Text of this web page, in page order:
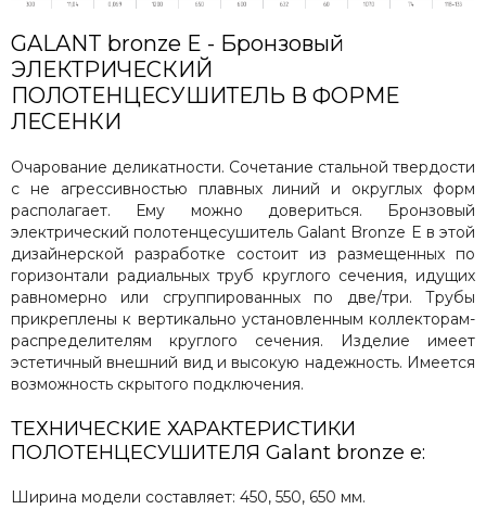
GALANT bronze E - Бронзовый
ЭЛЕКТРИЧЕСКИЙ
ПОЛОТЕНЦЕСУШИТЕЛЬ В ФОРМЕ
ЛЕСЕНКИ
Очарование деликатности. Сочетание стальной твердости
с не агрессивностью плавных линий и округлых форм
располагает. Ему можно довериться. Бронзовый
электрический полотенцесушитель Galant Bronze E в этой
дизайнерской разработке состоит из размещенных по
горизонтали радиальных труб круглого сечения, идущих
равномерно или сгруппированных по две/три. Трубы
прикреплены к вертикально установленным коллекторам-
распределителям круглого сечения. Изделие имеет
эстетичный внешний вид и высокую надежность. Имеется
возможность скрытого подключения.
ТЕХНИЧЕСКИЕ ХАРАКТЕРИСТИКИ
ПОЛОТЕНЦЕСУШИТЕЛЯ Galant bronze e:
Ширина модели составляет: 450, 550, 650 мм.